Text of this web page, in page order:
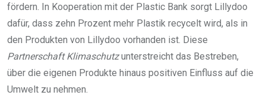
fördern. In Kooperation mit der Plastic Bank sorgt Lillydoo
dafür, dass zehn Prozent mehr Plastik recycelt wird, als in
den Produkten von Lillydoo vorhanden ist. Diese
Partnerschaft Klimaschutzunterstreicht das Bestreben,
über die eigenen Produkte hinaus positiven Einfluss auf die
Umwelt zu nehmen.